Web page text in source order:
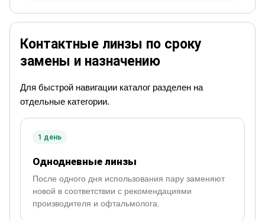
Контактные линзы по сроку
замены и назначению
Для быстрой навигации каталог разделен на
отдельные категории.
1 день
Однодневные линзы
После одного дня использования пару заменяют
новой в соответствии с рекомендациями
производителя и офтальмолога.